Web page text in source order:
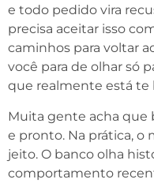
e todo pedido vira
precisa aceitar isso
caminhos para voltar
você para de olhar só
que realmente está te
Muita gente acha que
e pronto. Na prática, o
jeito. O banco olha
comportamento